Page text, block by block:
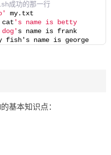
成功的那一行
my.txt
's name is betty
s name is frank
fish's name is george
基本知识点：